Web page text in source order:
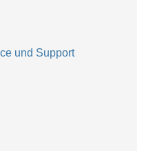
und Support